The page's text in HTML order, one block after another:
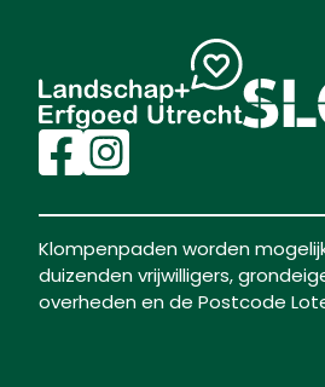
Klompenpaden worden
duizenden vrijwilligers,
overheden en de Postcode